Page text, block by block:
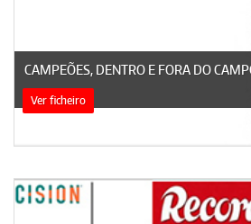
CAMPEÕES, DENTRO E FORA DO
Ver ficheiro